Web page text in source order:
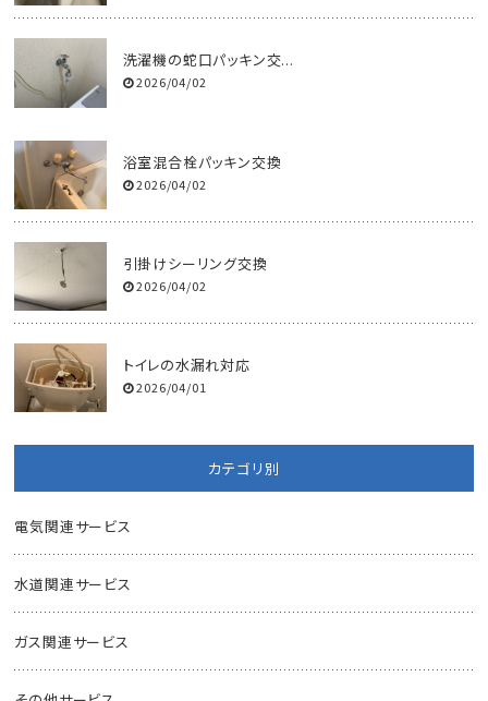
洗濯機の蛇口パッキン交...
2026/04/02
浴室混合栓パッキン交換
2026/04/02
引掛けシーリング交換
2026/04/02
トイレの水漏れ対応
2026/04/01
カテゴリ別
電気関連サービス
水道関連サービス
ガス関連サービス